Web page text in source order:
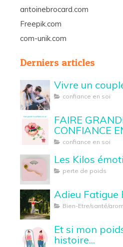
antoinebrocard.com
Freepik.com
com-unik.com
Derniers articles
Vivre un
confiance en soi
FAIRE
CONFIANCE
confiance en soi
Les Kilos
perte de poids
Adieu Fatigue
Bien-Etre/santé/
Et si mon
histoire...